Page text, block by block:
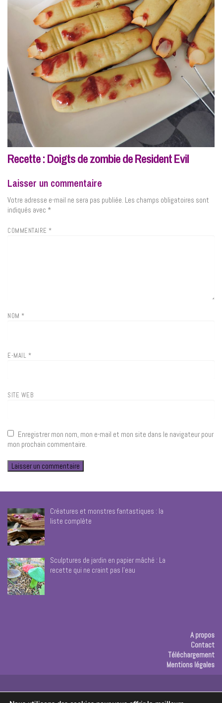
Recette : Doigts de zombie de Resident Evil
Laisser un commentaire
Votre adresse e-mail ne sera pas publiée. Les champs obligatoires sont
indiqués avec *
COMMENTAIRE *
NOM *
E-MAIL *
SITE WEB
Enregistrer mon nom, mon e-mail et mon site dans le navigateur pour
mon prochain commentaire.
Créatures et monstres fantastiques : la
liste complète
Sculptures de jardin en papier mâché : La
recette qui ne craint pas l’eau
A propos
Contact
Téléchargement
Mentions légales